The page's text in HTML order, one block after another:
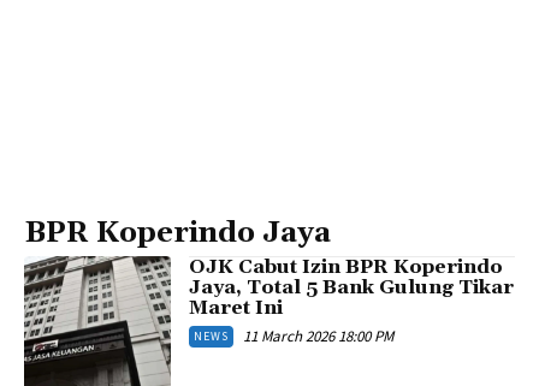
BPR Koperindo Jaya
OJK Cabut Izin BPR Koperindo
Jaya, Total 5 Bank Gulung Tikar
Maret Ini
NEWS 11 March 2026 18:00 PM